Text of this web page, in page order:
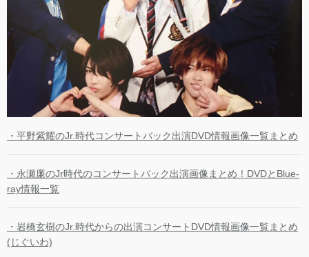
・平野紫耀のJr.時代コンサートバック出演DVD情報画像一覧まとめ
・永瀬廉のJr時代のコンサートバック出演画像まとめ！DVDとBlue-
ray情報一覧
・岩橋玄樹のJr.時代からの出演コンサートDVD情報画像一覧まとめ
(じぐいわ)